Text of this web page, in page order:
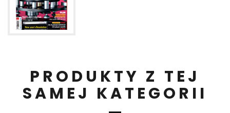
PRODUKTY Z TEJ
SAMEJ KATEGORII